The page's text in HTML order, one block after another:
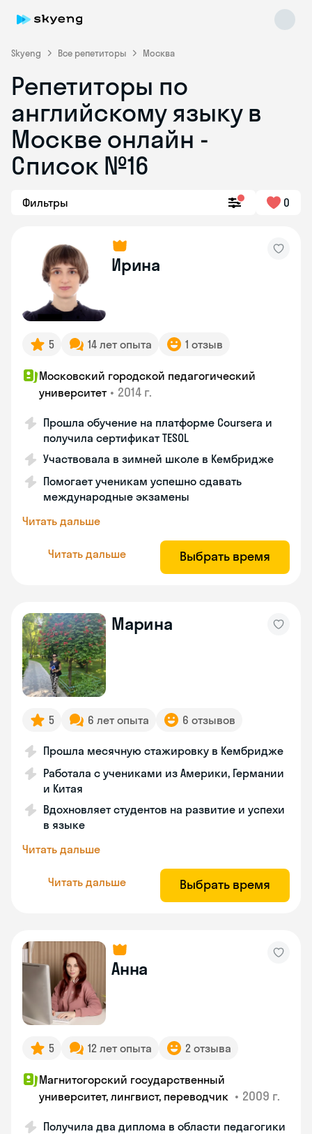
Skyeng Все репетиторы Москва
Репетиторы по
английскому языку в
Москве онлайн -
Список №16
Фильтры 0
Ирина
5 14 лет опыта 1 отзыв
Московский городской педагогический
университет • 2014 г.
Прошла обучение на платформе Coursera и
получила сертификат TESOL
Участвовала в зимней школе в Кембридже
Помогает ученикам успешно сдавать
международные экзамены
Читать дальше
Читать дальше Выбрать время
Марина
5 6 лет опыта 6 отзывов
Прошла месячную стажировку в Кембридже
Работала с учениками из Америки, Германии
и Китая
Вдохновляет студентов на развитие и успехи
в языке
Читать дальше
Читать дальше Выбрать время
Анна
5 12 лет опыта 2 отзыва
Магнитогорский государственный
университет, лингвист, переводчик • 2009 г.
Получила два диплома в области педагогики